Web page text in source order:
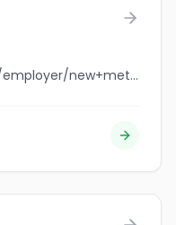
jobbank.gc.ca/browsejobs/employer/new+metador+inc/ca